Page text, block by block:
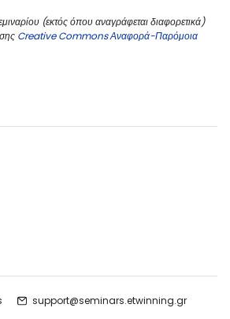
(εκτός όπου αναγράφεται διαφορετικά)
Creative Commons Αναφορά-Παρόμοια
support@seminars.etwinning.gr